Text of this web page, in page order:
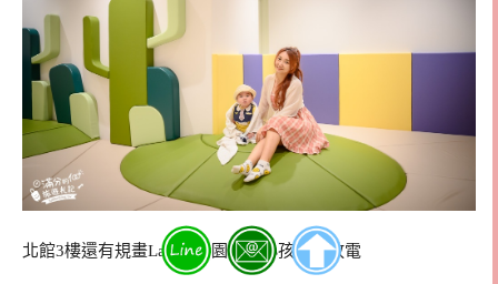
北館3樓還有規畫Lala童樂園，讓小孩免費放電